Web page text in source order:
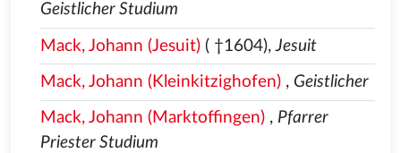
Geistlicher Studium
Mack, Johann (Jesuit)( †1604), Jesuit
Mack, Johann (Kleinkitzighofen), Geistlicher
Mack, Johann (Marktoffingen), Pfarrer
Priester Studium